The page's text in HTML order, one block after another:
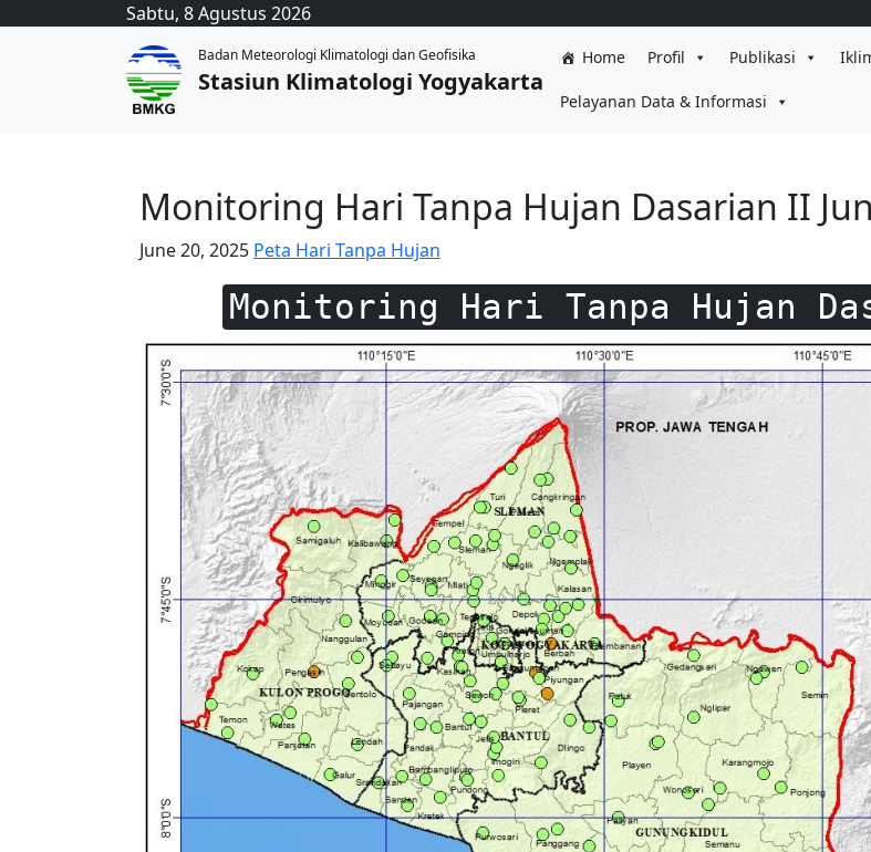
Sabtu, 8 Agustus 2026
Badan Meteorologi Klimatologi dan Geofisika
Stasiun Klimatologi Yogyakarta
Home Profil Publikasi
Pelayanan Data & Informasi
Monitoring Hari Tanpa Hujan Dasarian II
June 20, 2025 Peta Hari Tanpa Hujan
Monitoring Hari Tanpa Hujan